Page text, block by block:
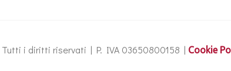
Tutti i diritti riservati | P. IVA 03650800158 | Cookie